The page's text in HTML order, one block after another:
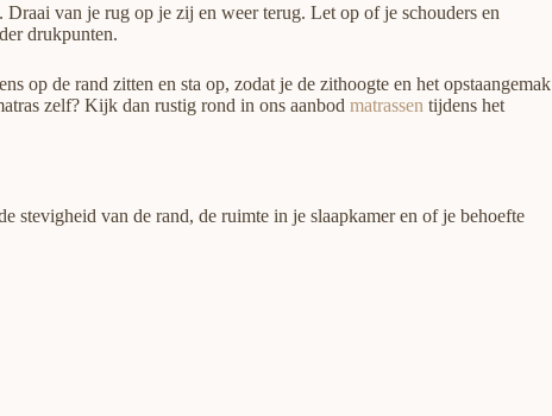
van je rug op je zij en weer terug. Let op of je schouders en
drukpunten.
op de rand zitten en sta op, zodat je de zithoogte en het opstaangemak
zelf? Kijk dan rustig rond in ons aanbod matrassen tijdens het
stevigheid van de rand, de ruimte in je slaapkamer en of je behoefte